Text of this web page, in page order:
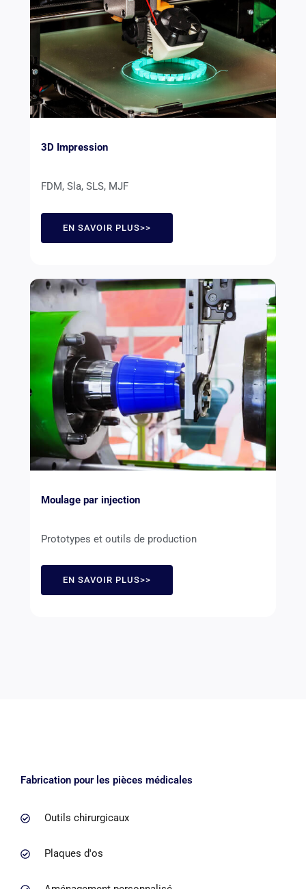
3D Impression
FDM, Sla, SLS, MJF
EN SAVOIR PLUS>>
Moulage par injection
Prototypes et outils de production
EN SAVOIR PLUS>>
Fabrication pour les pièces médicales
Outils chirurgicaux
Plaques d'os